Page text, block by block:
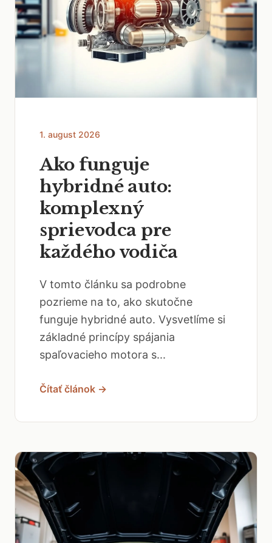
1. august 2026
Ako funguje
hybridné auto:
komplexný
sprievodca pre
každého vodiča
V tomto článku sa podrobne
pozrieme na to, ako skutočne
funguje hybridné auto. Vysvetlíme si
základné princípy spájania
spaľovacieho motora s...
Čítať článok →